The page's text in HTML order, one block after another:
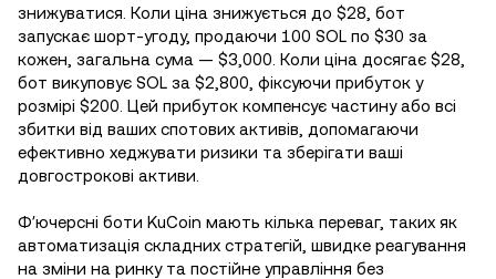
знижуватися. Коли ціна знижується до $28, бот
запускає шорт-угоду, продаючи 100 SOL по $30 за
кожен, загальна сума — $3,000. Коли ціна досягає $28,
бот викуповує SOL за $2,800, фіксуючи прибуток у
розмірі $200. Цей прибуток компенсує частину або всі
збитки від ваших спотових активів, допомагаючи
ефективно хеджувати ризики та зберігати ваші
довгострокові активи.
Фʼючерсні боти KuCoin мають кілька переваг, таких як
автоматизація складних стратегій, швидке реагування
на зміни на ринку та постійне управління без